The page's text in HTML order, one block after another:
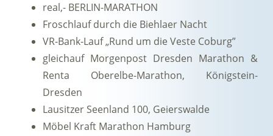
real,- BERLIN-MARATHON
Froschlauf durch die Biehlaer Nacht
VR-Bank-Lauf „Rund um die Veste Coburg”
gleichauf Morgenpost Dresden Marathon &
Renta Oberelbe-Marathon, Königstein-
Dresden
Lausitzer Seenland 100, Geierswalde
Möbel Kraft Marathon Hamburg